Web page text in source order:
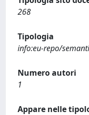
268
Tipologia
info:eu-repo/
Numero autori
1
Appare nelle